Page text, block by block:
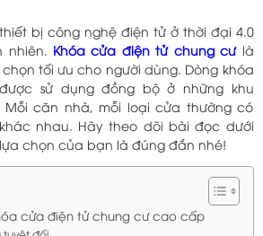
bị công nghệ điện tử ở thời đại 4.0
nhiên. Khóa cửa điện tử chung cưlà
tối ưu cho người dùng. Dòng khóa
sử dụng đồng bộ ở những khu
căn nhà, mỗi loại cửa thường có
nhau. Hãy theo dõi bài đọc dưới
chọn của bạn là đúng đắn nhé!
cửa điện tử chung cư cao cấp